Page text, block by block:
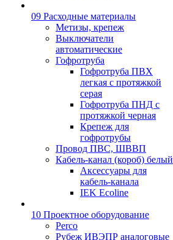
09 Расходные материалы
Метизы, крепеж
Выключатели
автоматические
Гофротруба
Гофротруба ПВХ
легкая с протяжкой
серая
Гофротруба ПНД с
протяжкой черная
Крепеж для
гофротрубы
Провод ПВС, ШВВП
Кабель-канал (короб) белый
Аксессуары для
кабель-канала
IEK Ecoline
10 Проектное оборудование
Perco
Рубеж ИВЭПР аналоговые